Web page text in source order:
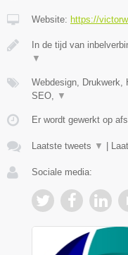
Website: https://
In de tijd van
▼
Webdesign, Drukwerk,
SEO, ▼
Er wordt gewerkt op
Laatste tweets ▼
Sociale media: